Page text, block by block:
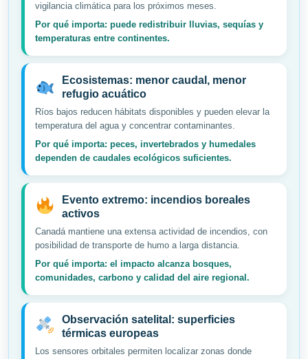
vigilancia climática para los próximos meses.
Por qué importa: puede redistribuir lluvias, sequías y
temperaturas entre continentes.
Ecosistemas: menor caudal, menor
refugio acuático
Ríos bajos reducen hábitats disponibles y pueden elevar la
temperatura del agua y concentrar contaminantes.
Por qué importa: peces, invertebrados y humedales
dependen de caudales ecológicos suficientes.
Evento extremo: incendios boreales
activos
Canadá mantiene una extensa actividad de incendios, con
posibilidad de transporte de humo a larga distancia.
Por qué importa: el impacto alcanza bosques,
comunidades, carbono y calidad del aire regional.
Observación satelital: superficies
térmicas europeas
Los sensores orbitales permiten localizar zonas donde